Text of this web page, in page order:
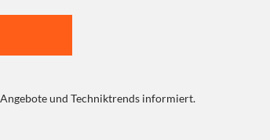
und Techniktrends informiert.